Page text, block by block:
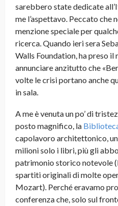
sarebbero state dedicate
me l’aspettavo. Peccato che
menzione speciale per
ricerca. Quando ieri sera
Walls Foundation, ha preso
annunciare anzitutto che
volte le crisi portano anche
in sala.
A me è venuta un po’ di
posto magnifico, la
capolavoro architettonico,
milioni solo i libri, più gli
patrimonio storico notevole
spartiti originali di molte
Mozart). Perché eravamo
conferenza che, solo sul